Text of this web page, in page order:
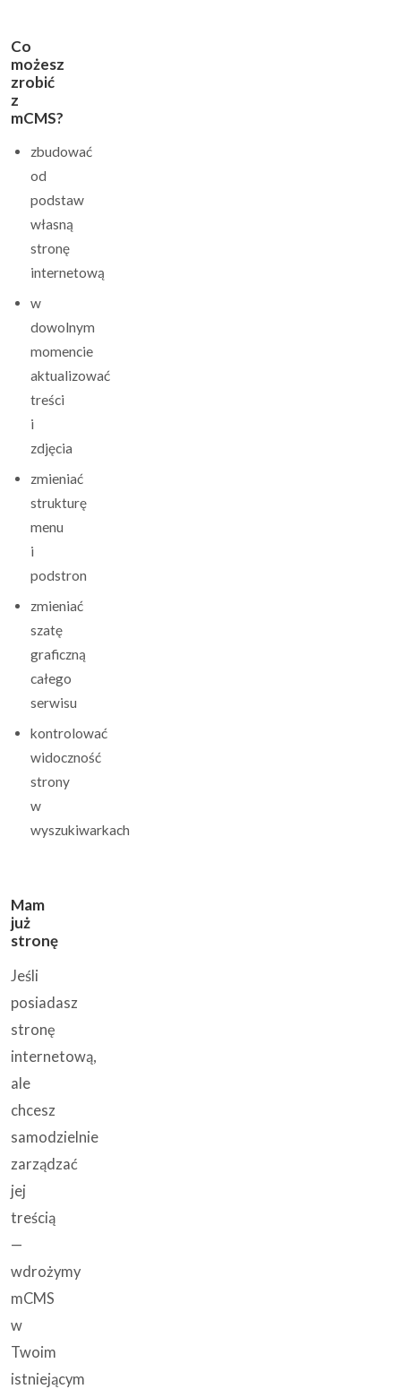
Co
możesz
zrobić
z
mCMS?
zbudować
od
podstaw
własną
stronę
internetową
w
dowolnym
momencie
aktualizować
treści
i
zdjęcia
zmieniać
strukturę
menu
i
podstron
zmieniać
szatę
graficzną
całego
serwisu
kontrolować
widoczność
strony
w
wyszukiwarkach
Mam
już
stronę
Jeśli
posiadasz
stronę
internetową,
ale
chcesz
samodzielnie
zarządzać
jej
treścią
—
wdrożymy
mCMS
w
Twoim
istniejącym